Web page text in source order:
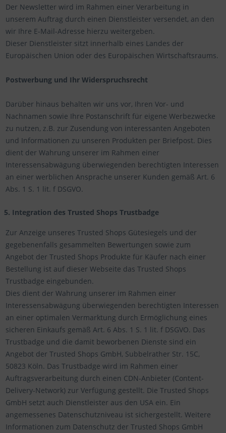
Der Newsletter wird im Rahmen einer Verarbeitung in
unserem Auftrag durch einen Dienstleister versendet, an den
wir Ihre E-Mail-Adresse hierzu weitergeben.
Dieser Dienstleister sitzt innerhalb eines Landes der
Europäischen Union oder des Europäischen Wirtschaftsraums.
Postwerbung und Ihr Widerspruchsrecht
Darüber hinaus behalten wir uns vor, Ihren Vor- und
Nachnamen sowie Ihre Postanschrift für eigene Werbezwecke
zu nutzen, z.B. zur Zusendung von interessanten Angeboten
und Informationen zu unseren Produkten per Briefpost. Dies
dient der Wahrung unserer im Rahmen einer
Interessensabwägung überwiegenden berechtigten Interessen
an einer werblichen Ansprache unserer Kunden gemäß Art. 6
Abs. 1 S. 1 lit. f DSGVO.
5. Integration des Trusted Shops Trustbadge
Zur Anzeige unseres Trusted Shops Gütesiegels und der
gegebenenfalls gesammelten Bewertungen sowie zum
Angebot der Trusted Shops Produkte für Käufer nach einer
Bestellung ist auf dieser Webseite das Trusted Shops
Trustbadge eingebunden.
Dies dient der Wahrung unserer im Rahmen einer
Interessensabwägung überwiegenden berechtigten Interessen
an einer optimalen Vermarktung durch Ermöglichung eines
sicheren Einkaufs gemäß Art. 6 Abs. 1 S. 1 lit. f DSGVO. Das
Trustbadge und die damit beworbenen Dienste sind ein
Angebot der Trusted Shops GmbH, Subbelrather Str. 15C,
50823 Köln. Das Trustbadge wird im Rahmen einer
Auftragsverarbeitung durch einen CDN-Anbieter (Content-
Delivery-Network) zur Verfügung gestellt. Die Trusted Shops
GmbH setzt auch Dienstleister aus den USA ein. Ein
angemessenes Datenschutzniveau ist sichergestellt. Weitere
Informationen zum Datenschutz der Trusted Shops GmbH